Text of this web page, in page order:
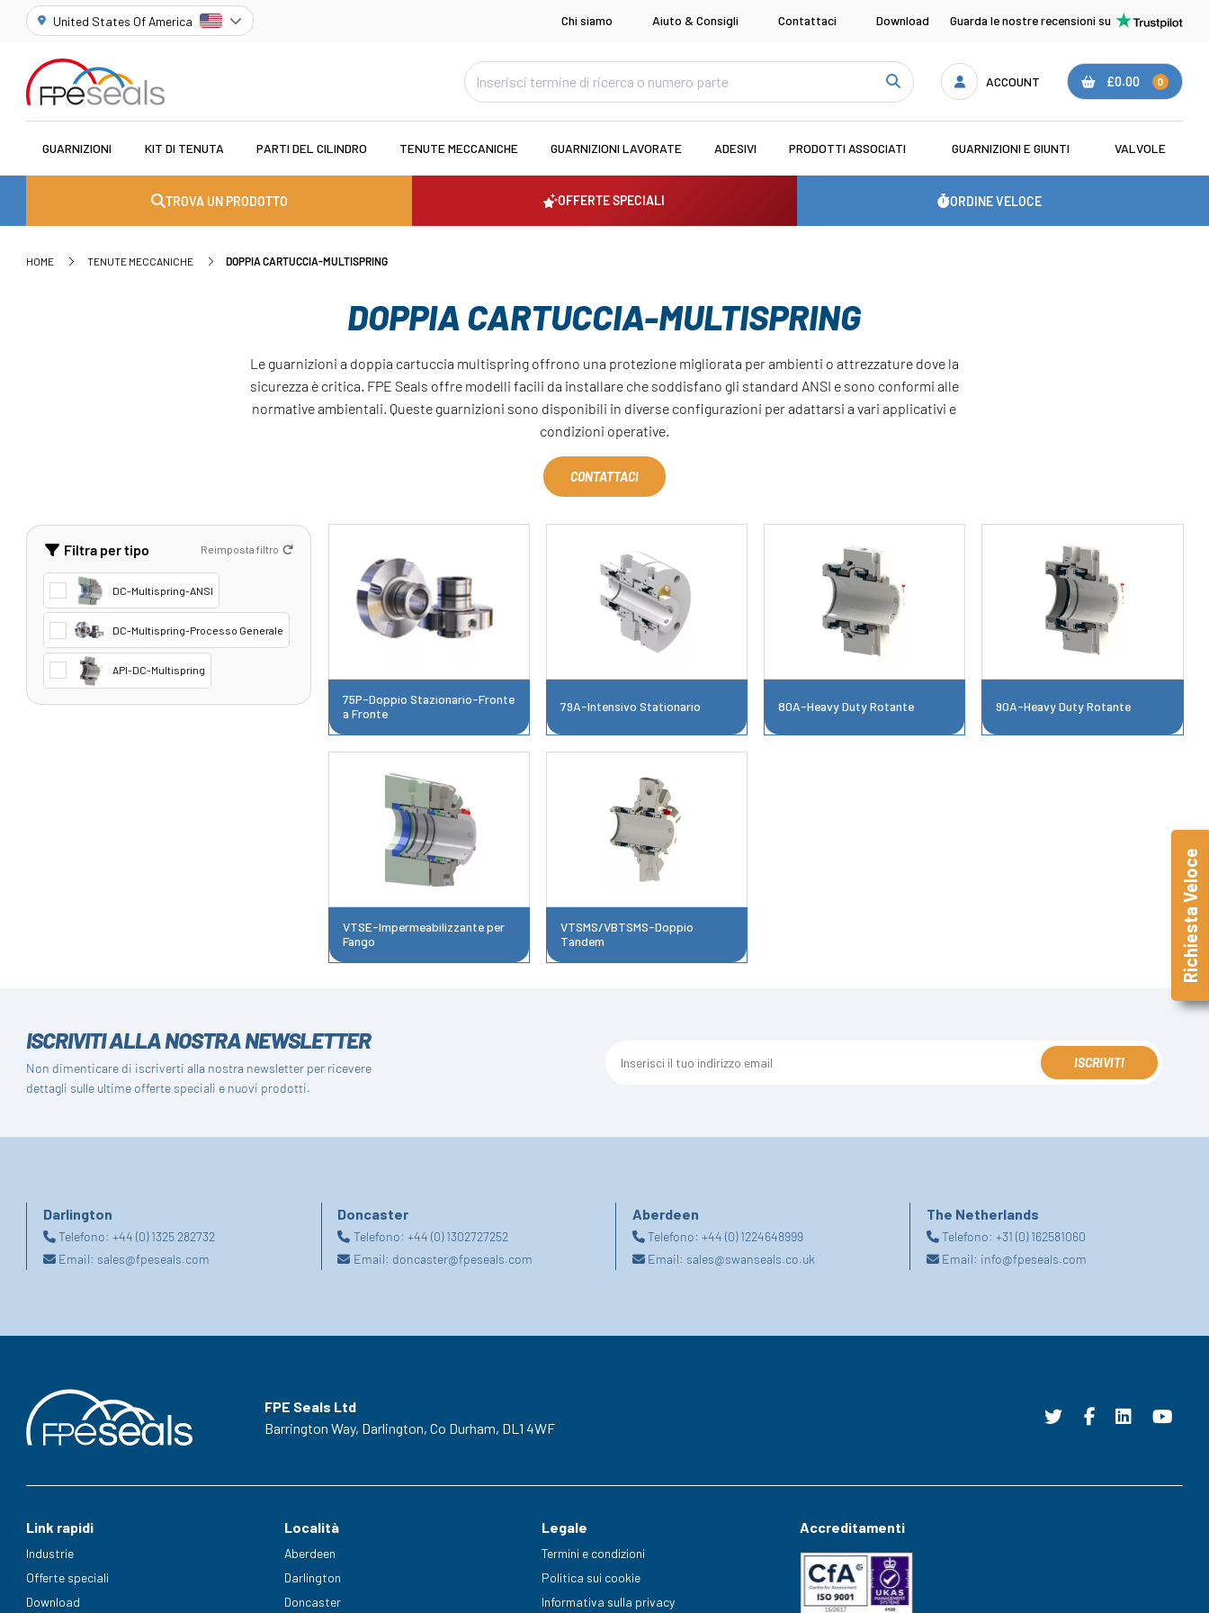
United States Of America Chi siamo Aiuto & Consigli Contattaci Download Guarda le nostre recensioni su
ACCOUNT £0.00 0
GUARNIZIONI KIT DI TENUTA PARTI DEL CILINDRO TENUTE MECCANICHE GUARNIZIONI LAVORATE ADESIVI PRODOTTI ASSOCIATI GUARNIZIONI E GIUNTI VALVOLE
TROVA UN PRODOTTO OFFERTE SPECIALI ORDINE VELOCE
HOME TENUTE MECCANICHE DOPPIA CARTUCCIA-MULTISPRING
DOPPIA CARTUCCIA-MULTISPRING
Le guarnizioni a doppia cartuccia multispring offrono una protezione migliorata per ambienti o attrezzature dove la
sicurezza è critica. FPE Seals offre modelli facili da installare che soddisfano gli standard ANSI e sono conformi alle
normative ambientali. Queste guarnizioni sono disponibili in diverse configurazioni per adattarsi a vari applicativi e
condizioni operative.
CONTATTACI
Filtra per tipo Reimposta filtro
DC-Multispring-ANSI
DC-Multispring-Processo Generale
API-DC-Multispring
75P-Doppio Stazionario-Fronte
a Fronte
79A-Intensivo Stationario 80A-Heavy Duty Rotante 90A-Heavy Duty Rotante
VTSE-Impermeabilizzante per
Fango
VTSMS/VBTSMS-Doppio
Tandem
ISCRIVITI ALLA NOSTRA NEWSLETTER
Non dimenticare di iscriverti alla nostra newsletter per ricevere
dettagli sulle ultime offerte speciali e nuovi prodotti.
ISCRIVITI
Darlington
Telefono:+44 (0) 1325 282732
Email: sales@fpeseals.com
Doncaster
Telefono: +44 (0) 1302727252
Email: doncaster@fpeseals.com
Aberdeen
Telefono: +44 (0) 1224648999
Email: sales@swanseals.co.uk
The Netherlands
Telefono:+31 (0) 162581060
Email: info@fpeseals.com
FPE Seals Ltd
Barrington Way, Darlington, Co Durham, DL1 4WF
Link rapidi
Industrie
Offerte speciali
Download
Località
Aberdeen
Darlington
Doncaster
Legale
Termini e condizioni
Politica sui cookie
Informativa sulla privacy
Accreditamenti
Richiesta Veloce